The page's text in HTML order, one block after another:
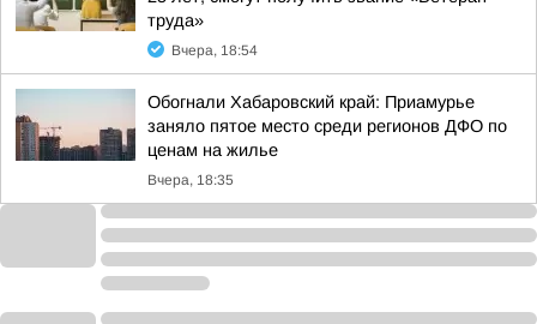
труда»
Вчера, 18:54
Обогнали Хабаровский край: Приамурье
заняло пятое место среди регионов ДФО по
ценам на жилье
Вчера, 18:35